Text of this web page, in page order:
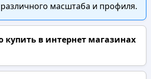
масштаба и профиля.
в интернет магазинах